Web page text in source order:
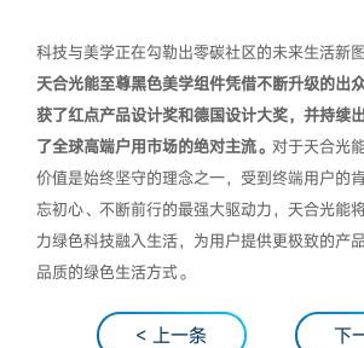
科技与美学正在勾勒出零碳社区的未来生活新图
天合光能至尊黑色美学组件凭借不断升级的出
获了红点产品设计奖和德国设计大奖，并持续
了全球高端户用市场的绝对主流。 对于天合光
价值是始终坚守的理念之一，受到终端用户的
忘初心、不断前行的最强大驱动力，天合光能
力绿色科技融入生活，为用户提供更极致的产
品质的绿色生活方式。
< 上一条 下